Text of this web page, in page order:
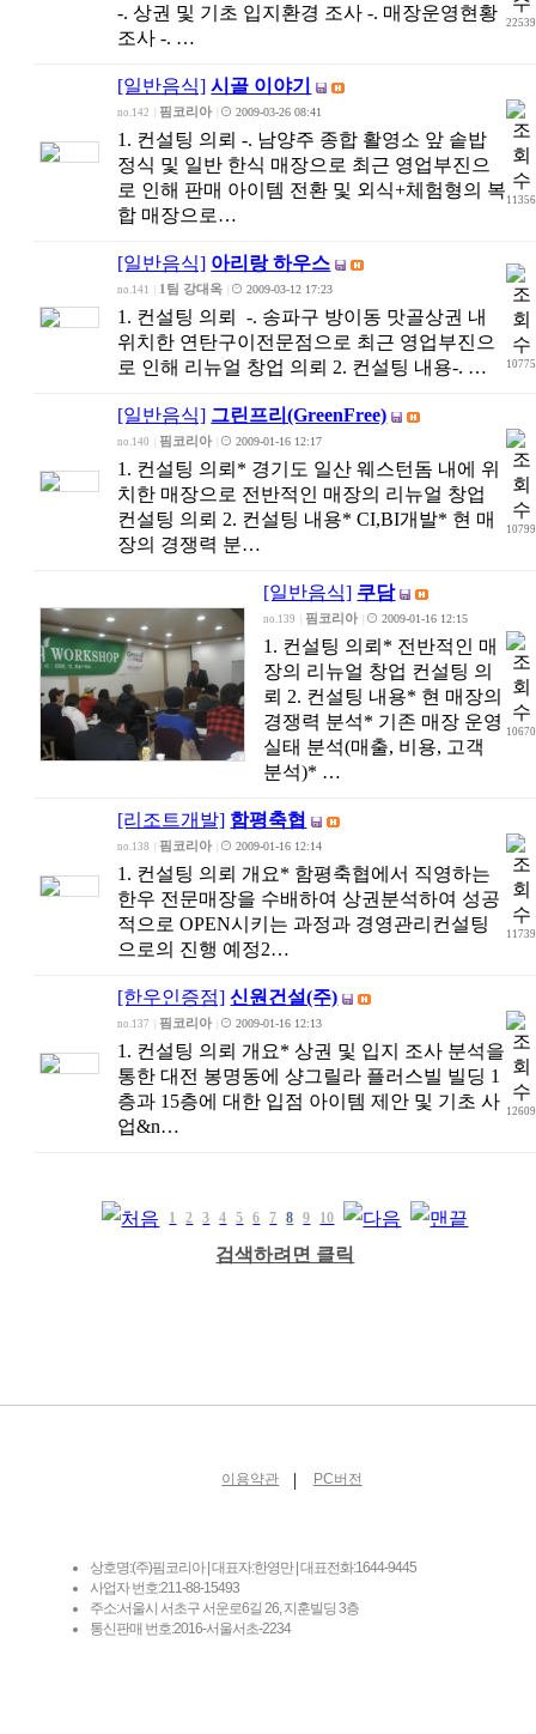
-. 상권 및 기초 입지환경 조사 -. 매장운영현황
조사 -. …
22539
[일반음식] 시골 이야기
no.142 핌코리아 | 2009-03-26 08:41
1. 컨설팅 의뢰 -. 남양주 종합 활영소 앞 솥밥
정식 및 일반 한식 매장으로 최근 영업부진으
로 인해 판매 아이템 전환 및 외식+체험형의 복
합 매장으로…
11356
[일반음식] 아리랑 하우스
no.141 1팀 강대옥 | 2009-03-12 17:23
1. 컨설팅 의뢰 -. 송파구 방이동 맛골상권 내
위치한 연탄구이전문점으로 최근 영업부진으
로 인해 리뉴얼 창업 의뢰 2. 컨설팅 내용-. …
10775
[일반음식] 그린프리(GreenFree)
no.140 핌코리아 | 2009-01-16 12:17
1. 컨설팅 의뢰* 경기도 일산 웨스턴돔 내에 위
치한 매장으로 전반적인 매장의 리뉴얼 창업
컨설팅 의뢰 2. 컨설팅 내용* CI,BI개발* 현 매
장의 경쟁력 분…
10799
[일반음식] 쿠담
no.139 핌코리아 | 2009-01-16 12:15
1. 컨설팅 의뢰* 전반적인 매
장의 리뉴얼 창업 컨설팅 의
뢰 2. 컨설팅 내용* 현 매장의
경쟁력 분석* 기존 매장 운영
실태 분석(매출, 비용, 고객
분석)* …
10670
[리조트개발] 함평축협
no.138 핌코리아 | 2009-01-16 12:14
1. 컨설팅 의뢰 개요* 함평축협에서 직영하는
한우 전문매장을 수배하여 상권분석하여 성공
적으로 OPEN시키는 과정과 경영관리컨설팅
으로의 진행 예정2…
11739
[한우인증점] 신원건설(주)
no.137 핌코리아 | 2009-01-16 12:13
1. 컨설팅 의뢰 개요* 상권 및 입지 조사 분석을
통한 대전 봉명동에 샹그릴라 플러스빌 빌딩 1
층과 15층에 대한 입점 아이템 제안 및 기초 사
업&n…
12609
1 2 3 4 5 6 7 8 9 10
검색하려면 클릭
이용약관 | PC버전
상호명:(주)핌코리아 | 대표자:한영만 | 대표전화:1644-9445
사업자 번호:211-88-15493
주소:서울시 서초구 서운로6길 26, 지훈빌딩 3층
통신판매 번호:2016-서울서초-2234